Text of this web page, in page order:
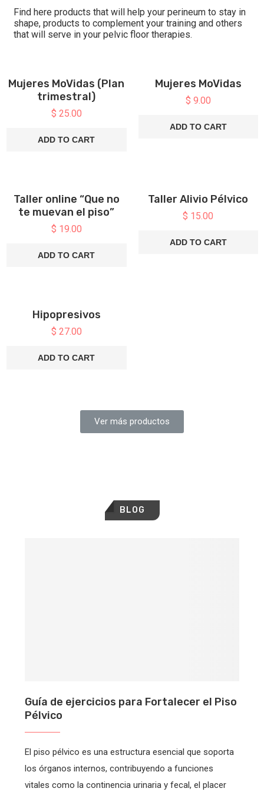
Find here products that will help your perineum to stay in
shape, products to complement your training and others
that will serve in your pelvic floor therapies.
Mujeres MoVidas (Plan
trimestral)
$ 25.00
ADD TO CART
Mujeres MoVidas
$ 9.00
ADD TO CART
Taller online “Que no
te muevan el piso”
$ 19.00
ADD TO CART
Taller Alivio Pélvico
$ 15.00
ADD TO CART
Hipopresivos
$ 27.00
ADD TO CART
Ver más productos
BLOG
Guía de ejercicios para Fortalecer el Piso
Pélvico
El piso pélvico es una estructura esencial que soporta
los órganos internos, contribuyendo a funciones
vitales como la continencia urinaria y fecal, el placer